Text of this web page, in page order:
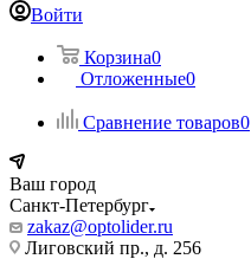
Войти
Корзина0
Отложенные0
Сравнение товаров0
Ваш город
Санкт-Петербург
zakaz@optolider.ru
Лиговский пр., д. 256